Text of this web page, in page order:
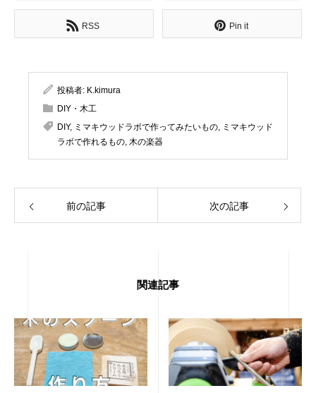
RSS Pin it
投稿者: K.kimura
DIY・木工
DIY, ミマキウッドラボで作ってみたいもの
ミマキウッド
ラボで作れるもの 木の楽器
前の記事 次の記事
関連記事